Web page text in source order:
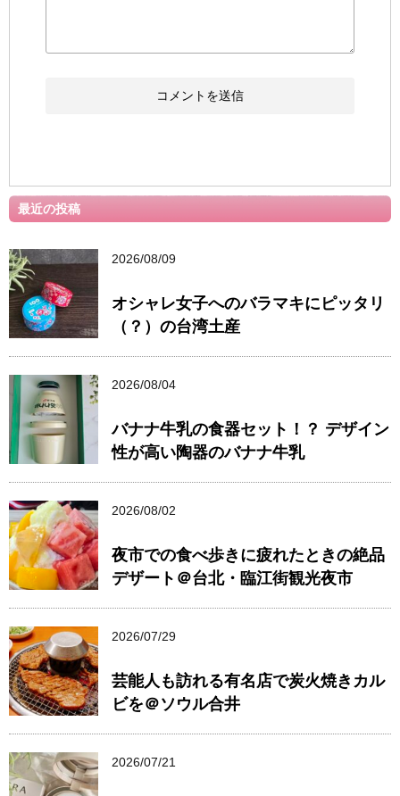
最近の投稿
2026/08/09
オシャレ女子へのバラマキにピッタリ
（？）の台湾土産
2026/08/04
バナナ牛乳の食器セット！？ デザイン
性が高い陶器のバナナ牛乳
2026/08/02
夜市での食べ歩きに疲れたときの絶品
デザート＠台北・臨江街観光夜市
2026/07/29
芸能人も訪れる有名店で炭火焼きカル
ビを＠ソウル合井
2026/07/21